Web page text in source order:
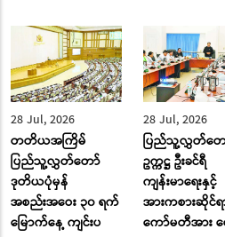
28 Jul, 2026
တတိယအကြိမ်
ပြည်သူ့လွှတ်တော်
ဒုတိယပုံမှန်
အစည်းအဝေး ၃၀ ရက်
မြောက်နေ့ ကျင်းပ
28 Jul, 2026
ပြည်သူ့လွှတ်တ
ဥက္ကဋ္ဌ ဦးခင်ရီ
ကျန်းမာရေးနှင့်
အားကစားဆိုင်ရ
ကော်မတီအား